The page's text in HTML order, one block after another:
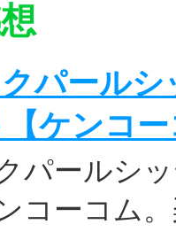
パールシ
【ケンコ
パールシ
コーコム